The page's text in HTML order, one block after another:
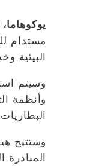
يوكوهاما،
مستدام
البيئية
وسيتم
وأنظمة
وستتيح